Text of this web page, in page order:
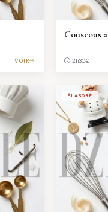
VOIR
Couscous
2h30€
ÉLABORÉ